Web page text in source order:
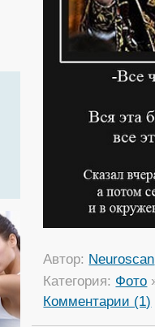
Автор: Neuroscan
Категория: Фото
Комментарии (1)